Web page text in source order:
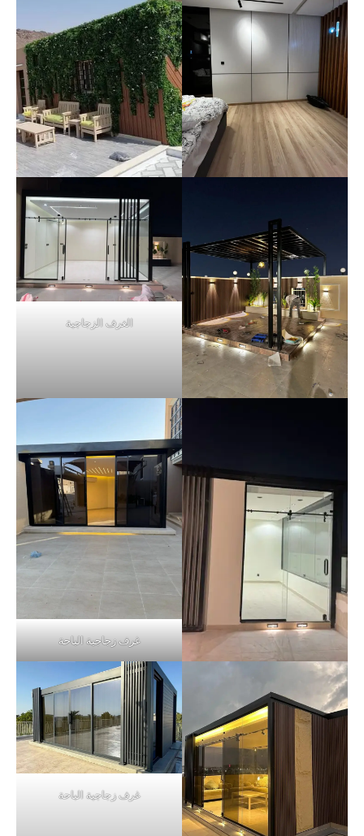
الغرف الزجاجية
غرف زجاجية الباحة
غرف زجاجية الباحة